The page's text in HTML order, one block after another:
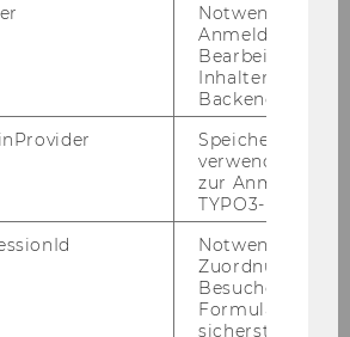
Festlegung der Kategorien für
die Zweckwidmung der
Studienbeiträge für das
Wintersemester 2007/2008
Festlegung der Ausgestaltung
des Zeugnisformulars für das
Betriebswirtschaftliche PhD-
Studium, Schwerpunktfach
"Finanzwirtschaft (Finance)"
Notwendig für
Anmeldung und
Bearbeitung von
Inhalten im
Backend.
Speichert die
verwendete
zur Anmeldung
TYPO3-Backend.
Notwendig, um
Zuordnung von
Besucher zu
sicherstellen zu